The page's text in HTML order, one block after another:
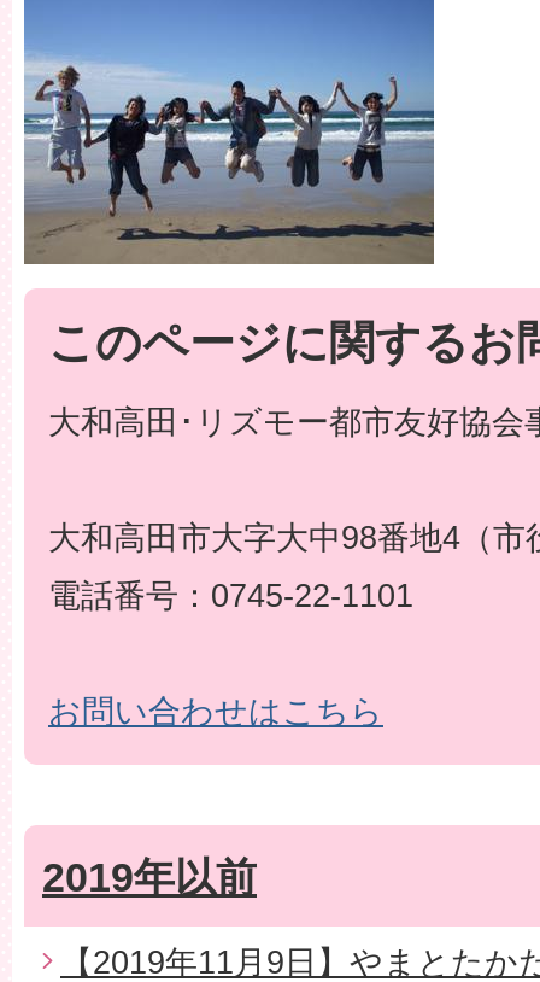
このページに関するお
大和高田･リズモー都市友好協会
大和高田市大字大中98番地4（市
電話番号：0745-22-1101
お問い合わせはこちら
2019年以前
【2019年11月9日】やまとた